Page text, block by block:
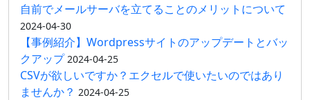
自前でメールサーバを立てることのメリットについて
2024-04-30
【事例紹介】Wordpressサイトのアップデートとバッ
クアップ 2024-04-25
CSVが欲しいですか？エクセルで使いたいのではあり
ませんか？ 2024-04-25